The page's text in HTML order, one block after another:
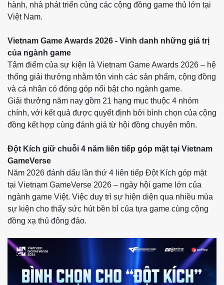
hành, nhà phát triển cùng các cộng đồng game thủ lớn tại
Việt Nam.
Vietnam Game Awards 2026 - Vinh danh những giá trị
của ngành game
Tâm điểm của sự kiện là Vietnam Game Awards 2026 – hệ
thống giải thưởng nhằm tôn vinh các sản phẩm, cộng đồng
và cá nhân có đóng góp nổi bật cho ngành game.
Giải thưởng năm nay gồm 21 hạng mục thuộc 4 nhóm
chính, với kết quả được quyết định bởi bình chọn của cộng
đồng kết hợp cùng đánh giá từ hội đồng chuyên môn.
Đột Kích giữ chuỗi 4 năm liên tiếp góp mặt tại Vietnam
GameVerse
Năm 2026 đánh dấu lần thứ 4 liên tiếp Đột Kích góp mặt
tại Vietnam GameVerse 2026 – ngày hội game lớn của
ngành game Việt. Việc duy trì sự hiện diện qua nhiều mùa
sự kiện cho thấy sức hút bền bỉ của tựa game cùng cộng
đồng xạ thủ đông đảo.